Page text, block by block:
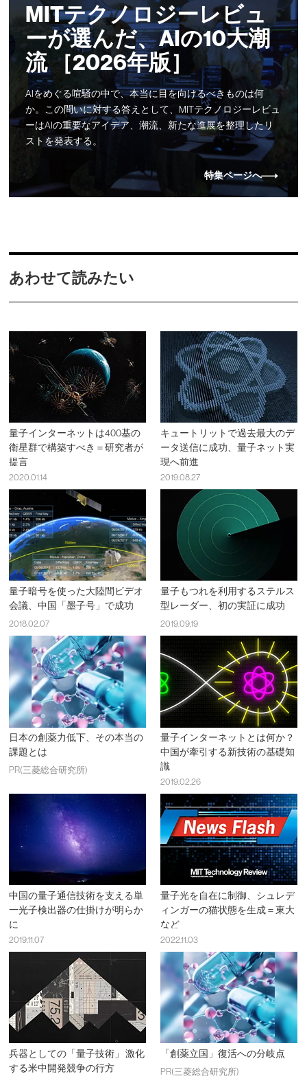
MITテクノロジーレビュ
ーが選んだ、AIの10大潮
流 ［2026年版］
AIをめぐる喧騒の中で、本当に目を向けるべきものは何
か。この問いに対する答えとして、MITテクノロジーレビュ
ーはAIの重要なアイデア、潮流、新たな進展を整理したリ
ストを発表する。
特集ページへ
あわせて読みたい
量子インターネットは400基の
衛星群で構築すべき＝研究者が
提言
2020.01.14
キュートリットで過去最大のデ
ータ送信に成功、量子ネット実
現へ前進
2019.08.27
量子暗号を使った大陸間ビデオ
会議、中国「墨子号」で成功
2018.02.07
量子もつれを利用するステルス
型レーダー、初の実証に成功
2019.09.19
日本の創薬力低下、その本当の
課題とは
PR(三菱総合研究所)
量子インターネットとは何か？
中国が牽引する新技術の基礎知
識
2019.02.26
中国の量子通信技術を支える単
一光子検出器の仕掛けが明らか
に
2019.11.07
量子光を自在に制御、シュレデ
ィンガーの猫状態を生成＝東大
など
2022.11.03
兵器としての「量子技術」 激化
する米中開発競争の行方
「創薬立国」復活への分岐点
PR(三菱総合研究所)